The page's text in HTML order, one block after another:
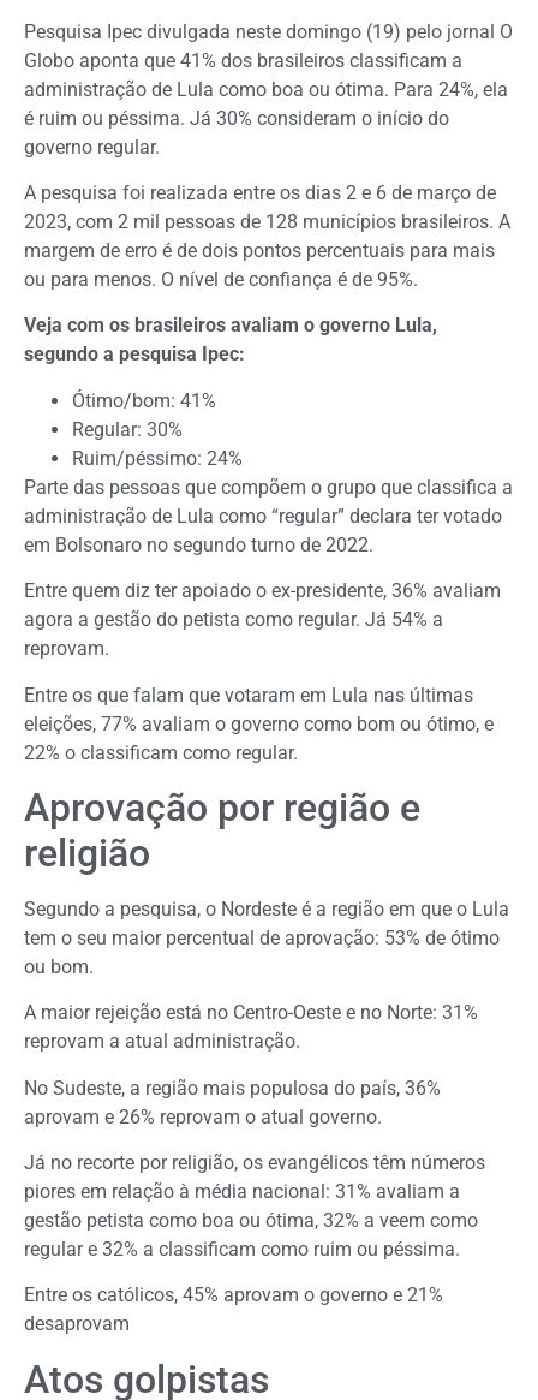
Pesquisa Ipec divulgada neste domingo (19) pelo jornal O
Globo aponta que 41% dos brasileiros classificam a
administração de Lula como boa ou ótima. Para 24%, ela
é ruim ou péssima. Já 30% consideram o início do
governo regular.
A pesquisa foi realizada entre os dias 2 e 6 de março de
2023, com 2 mil pessoas de 128 municípios brasileiros. A
margem de erro é de dois pontos percentuais para mais
ou para menos. O nível de confiança é de 95%.
Veja com os brasileiros avaliam o governo Lula,
segundo a pesquisa Ipec:
Ótimo/bom: 41%
Regular: 30%
Ruim/péssimo: 24%
Parte das pessoas que compõem o grupo que classifica a
administração de Lula como “regular” declara ter votado
em Bolsonaro no segundo turno de 2022.
Entre quem diz ter apoiado o ex-presidente, 36% avaliam
agora a gestão do petista como regular. Já 54% a
reprovam.
Entre os que falam que votaram em Lula nas últimas
eleições, 77% avaliam o governo como bom ou ótimo, e
22% o classificam como regular.
Aprovação por região e
religião
Segundo a pesquisa, o Nordeste é a região em que o Lula
tem o seu maior percentual de aprovação: 53% de ótimo
ou bom.
A maior rejeição está no Centro-Oeste e no Norte: 31%
reprovam a atual administração.
No Sudeste, a região mais populosa do país, 36%
aprovam e 26% reprovam o atual governo.
Já no recorte por religião, os evangélicos têm números
piores em relação à média nacional: 31% avaliam a
gestão petista como boa ou ótima, 32% a veem como
regular e 32% a classificam como ruim ou péssima.
Entre os católicos, 45% aprovam o governo e 21%
desaprovam
Atos golpistas